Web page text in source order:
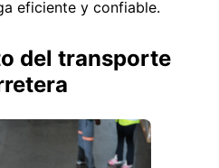
eficiente y confiable.
del transporte